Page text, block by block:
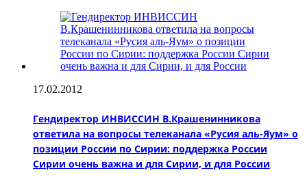
17.02.2012
Гендиректор ИНВИССИН В.Крашенинникова
ответила на вопросы телеканала «Русия аль-Яум» о
позиции России по Сирии: поддержка России
Сирии очень важна и для Сирии, и для России